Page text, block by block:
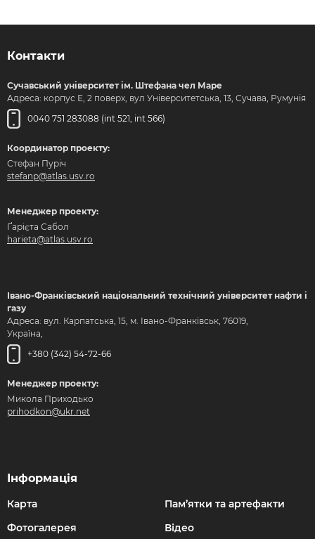
Контакти
Сучавський університет ім. Штефана чел Маре
Адреса: корпус Е, 2 поверх, вул Університетська, 13, Сучава, Румунія
0040 751 283088 (int 521, int 566)
Координатор проекту:
Стефан Пуріч
stefanp@atlas.usv.ro
Менеджер проекту:
Ґарієта Сабол
harieta@atlas.usv.ro
Івано-Франківський національний технічний університет нафти і
газу
Адреса: вул. Карпатська, 15, м. Івано-Франківськ, 76019,
Україна,
+380 (342) 54-72-66
Менеджер проекту:
Микола Приходько
prihodkon@ukr.net
Інформація
Карта
Пам’ятки та артефакти
Фотогалерея
Відео